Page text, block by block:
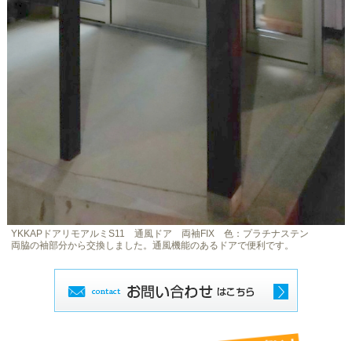
YKKAPドアリモアルミS11 通風ドア 両袖FIX 色：プラチナステン
両脇の袖部分から交換しました。通風機能のあるドアで便利です。